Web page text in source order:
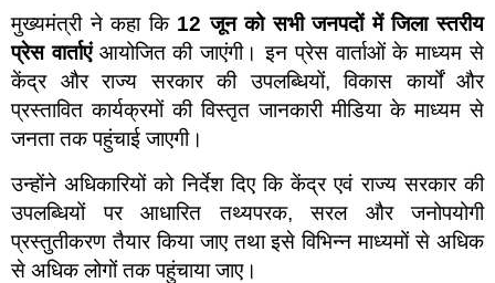
मुख्यमंत्री ने कहा कि 12जून को सभी जनपदों में जिला स्तरीय
प्रेस वार्ताएंआयोजित की जाएंगी। इन प्रेस वार्ताओं के माध्यम से
केंद्र और राज्य सरकार की उपलब्धियों, विकास कार्यों और
प्रस्तावित कार्यक्रमों की विस्तृत जानकारी मीडिया के माध्यम से
जनता तक पहुंचाई जाएगी।
उन्होंने अधिकारियों को निर्देश दिए कि केंद्र एवं राज्य सरकार की
उपलब्धियों पर आधारित तथ्यपरक, सरल और जनोपयोगी
प्रस्तुतीकरण तैयार किया जाए तथा इसे विभिन्न माध्यमों से अधिक
से अधिक लोगों तक पहुंचाया जाए।